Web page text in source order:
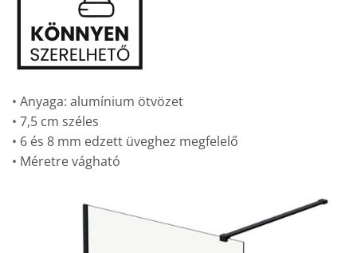
• Anyaga: alumínium ötvözet
• 7,5 cm széles
• 6 és 8 mm edzett üveghez megfelelő
• Méretre vágható